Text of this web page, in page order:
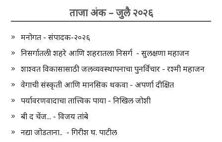
ताजा अंक – जुलै २०२६
मनोगत - संपादक-२०२६
निसर्गातली शहरे आणि शहरातला निसर्ग - सुलक्षणा महाजन
शाश्वत विकासासाठी जलव्यवस्थापनाचा पुनर्विचार - रश्मी महाजन
वेगाची संस्कृती आणि मानसिक थकवा - अपर्णा दीक्षित
पर्यावरणवादाचा तात्त्विक पाया - निखिल जोशी
बी द चेंज... - विजय तांबे
नद्या जोडताना.. - गिरीश घ. पाटील